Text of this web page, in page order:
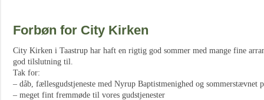
Forbøn for City Kirken
City Kirken i Taastrup har haft en rigtig god sommer med mange fine
god tilslutning til.
Tak for:
– dåb, fællesgudstjeneste med Nyrup Baptistmenighed og sommerstævnet
– meget fint fremmøde til vores gudstjenester